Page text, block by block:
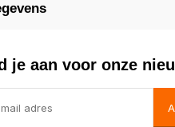
je aan voor onze